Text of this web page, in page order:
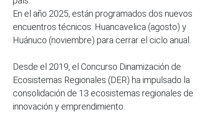
En el año 2025, están programados dos nuevos
encuentros técnicos: Huancavelica (agosto) y
Huánuco (noviembre) para cerrar el ciclo anual.
Desde el 2019, el Concurso Dinamización de
Ecosistemas Regionales (DER) ha impulsado la
consolidación de 13 ecosistemas regionales de
innovación y emprendimiento.